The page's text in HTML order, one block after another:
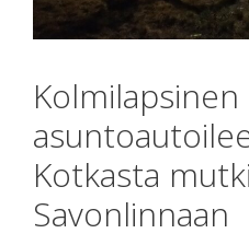
Kotkasta
Savonlinnaan